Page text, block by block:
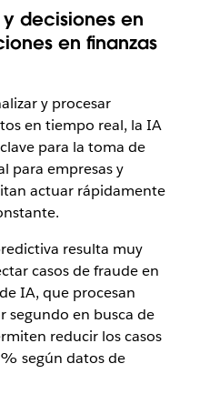
decisiones en
en finanzas
y procesar
en tiempo real, la IA
para la toma de
para empresas y
actuar rápidamente
resulta muy
casos de fraude en
IA, que procesan
segundo en busca de
reducir los casos
según datos de